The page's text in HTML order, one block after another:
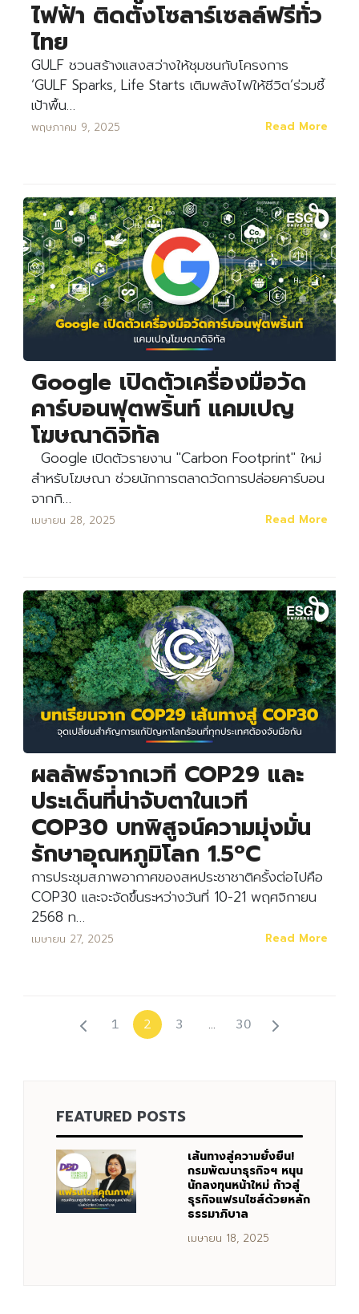
ไฟฟ้า ติดตั้งโซลาร์เซลล์ฟรีทั่ว
ไทย
GULF ชวนสร้างแสงสว่างให้ชุมชนกับโครงการ
‘GULF Sparks, Life Starts เติมพลังไฟให้ชีวิต’ร่วมชี้
เป้าพื้น…
พฤษภาคม 9, 2025 Read More
Google เปิดตัวเครื่องมือวัด
คาร์บอนฟุตพริ้นท์ แคมเปญ
โฆษณาดิจิทัล
Google เปิดตัวรายงาน "Carbon Footprint" ใหม่
สำหรับโฆษณา ช่วยนักการตลาดวัดการปล่อยคาร์บอน
จากกิ…
เมษายน 28, 2025 Read More
ผลลัพธ์จากเวที COP29 และ
ประเด็นที่น่าจับตาในเวที
COP30 บทพิสูจน์ความมุ่งมั่น
รักษาอุณหภูมิโลก 1.5ºC
การประชุมสภาพอากาศของสหประชาชาติครั้งต่อไปคือ
COP30 และจะจัดขึ้นระหว่างวันที่ 10-21 พฤศจิกายน
2568 ท…
เมษายน 27, 2025 Read More
1 2 3 … 30
FEATURED POSTS
เส้นทางสู่ความยั่งยืน!
กรมพัฒนาธุรกิจฯ หนุน
นักลงทุนหน้าใหม่ ก้าวสู่
ธุรกิจแฟรนไชส์ด้วยหลัก
ธรรมาภิบาล
เมษายน 18, 2025